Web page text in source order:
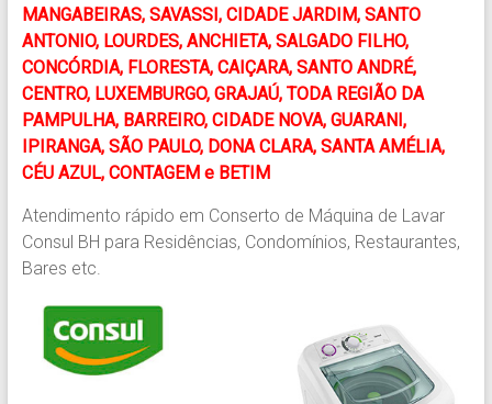
MANGABEIRAS, SAVASSI, CIDADE JARDIM, SANTO
ANTONIO, LOURDES, ANCHIETA, SALGADO FILHO,
CONCÓRDIA, FLORESTA, CAIÇARA, SANTO ANDRÉ,
CENTRO, LUXEMBURGO, GRAJAÚ, TODA REGIÃO DA
PAMPULHA, BARREIRO, CIDADE NOVA, GUARANI,
IPIRANGA, SÃO PAULO, DONA CLARA, SANTA AMÉLIA,
CÉU AZUL, CONTAGEM e BETIM
Atendimento rápido em Conserto de Máquina de Lavar
Consul BH para Residências, Condomínios, Restaurantes,
Bares etc.